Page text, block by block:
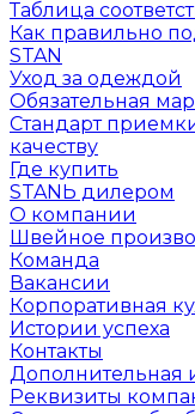
Таблица
Как правильно
STAN
Уход за одеждой
Обязательная
Стандарт
качеству
Где купить
STANЬ дилером
О компании
Швейное
Команда
Вакансии
Корпоративная
Истории успеха
Контакты
Дополнительная
Реквизиты